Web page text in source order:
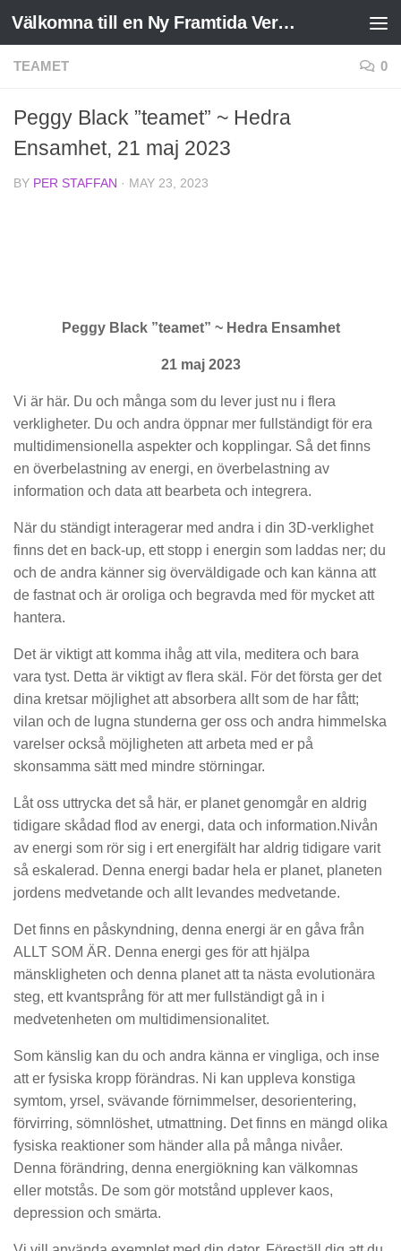
Skip to content Välkomna till en Ny Framtida Verklighet
TEAMET 0
Peggy Black ”teamet” ~ Hedra
Ensamhet, 21 maj 2023
BY PER STAFFAN · MAY 23, 2023
Peggy Black ”teamet” ~ Hedra Ensamhet
21 maj 2023
Vi är här. Du och många som du lever just nu i flera
verkligheter. Du och andra öppnar mer fullständigt för era
multidimensionella aspekter och kopplingar. Så det finns
en överbelastning av energi, en överbelastning av
information och data att bearbeta och integrera.
När du ständigt interagerar med andra i din 3D-verklighet
finns det en back-up, ett stopp i energin som laddas ner; du
och de andra känner sig överväldigade och kan känna att
de fastnat och är oroliga och begravda med för mycket att
hantera.
Det är viktigt att komma ihåg att vila, meditera och bara
vara tyst. Detta är viktigt av flera skäl. För det första ger det
dina kretsar möjlighet att absorbera allt som de har fått;
vilan och de lugna stunderna ger oss och andra himmelska
varelser också möjligheten att arbeta med er på
skonsamma sätt med mindre störningar.
Låt oss uttrycka det så här, er planet genomgår en aldrig
tidigare skådad flod av energi, data och information.Nivån
av energi som rör sig i ert energifält har aldrig tidigare varit
så eskalerad. Denna energi badar hela er planet, planeten
jordens medvetande och allt levandes medvetande.
Det finns en påskyndning, denna energi är en gåva från
ALLT SOM ÄR. Denna energi ges för att hjälpa
mänskligheten och denna planet att ta nästa evolutionära
steg, ett kvantsprång för att mer fullständigt gå in i
medvetenheten om multidimensionalitet.
Som känslig kan du och andra känna er vingliga, och inse
att er fysiska kropp förändras. Ni kan uppleva konstiga
symtom, yrsel, svävande förnimmelser, desorientering,
förvirring, sömnlöshet, utmattning. Det finns en mängd olika
fysiska reaktioner som händer alla på många nivåer.
Denna förändring, denna energiökning kan välkomnas
eller motstås. De som gör motstånd upplever kaos,
depression och smärta.